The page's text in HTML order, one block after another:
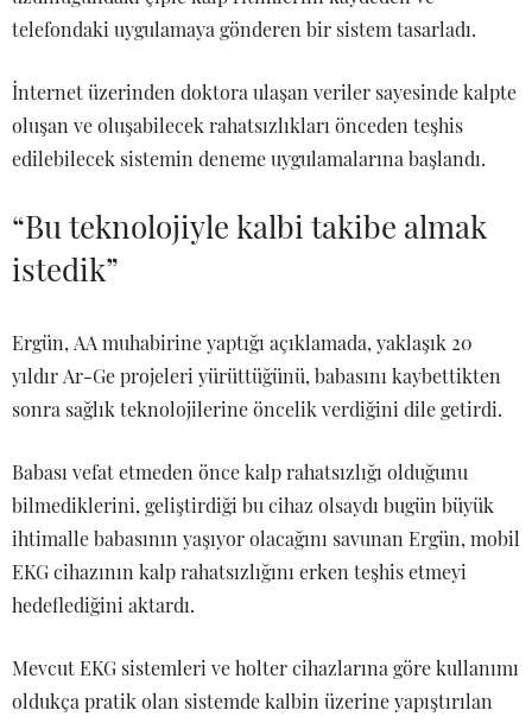
telefondaki uygulamaya gönderen bir sistem tasarladı.
İnternet üzerinden doktora ulaşan veriler sayesinde kalpte
oluşan ve oluşabilecek rahatsızlıkları önceden teşhis
edilebilecek sistemin deneme uygulamalarına başlandı.
“Bu teknolojiyle kalbi takibe almak
istedik”
Ergün, AA muhabirine yaptığı açıklamada, yaklaşık 20
yıldır Ar-Ge projeleri yürüttüğünü, babasını kaybettikten
sonra sağlık teknolojilerine öncelik verdiğini dile getirdi.
Babası vefat etmeden önce kalp rahatsızlığı olduğunu
bilmediklerini, geliştirdiği bu cihaz olsaydı bugün büyük
ihtimalle babasının yaşıyor olacağını savunan Ergün, mobil
EKG cihazının kalp rahatsızlığını erken teşhis etmeyi
hedeflediğini aktardı.
Mevcut EKG sistemleri ve holter cihazlarına göre kullanımı
oldukça pratik olan sistemde kalbin üzerine yapıştırılan